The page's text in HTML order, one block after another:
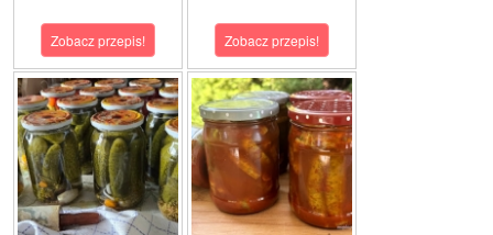
Zobacz przepis! Zobacz przepis!